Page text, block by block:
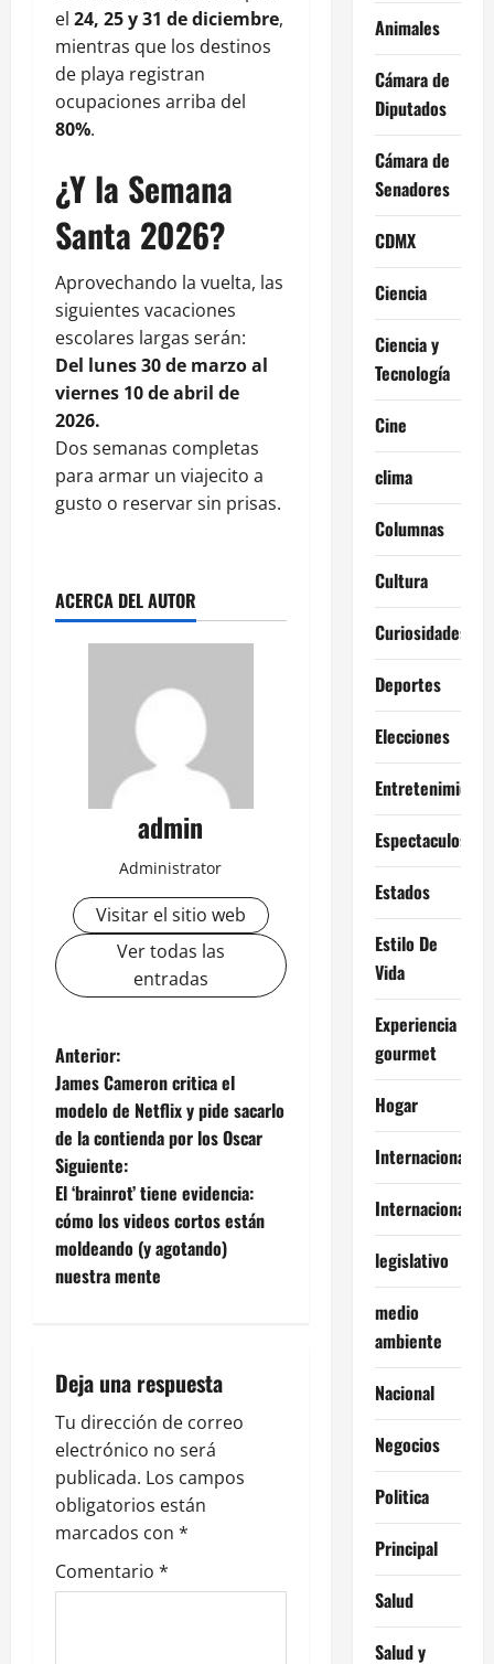
el 24, 25 y 31 de diciembre,
mientras que los destinos
de playa registran
ocupaciones arriba del
80%.
¿Y la Semana
Santa 2026?
Aprovechando la vuelta, las
siguientes vacaciones
escolares largas serán:
Del lunes 30 de marzo al
viernes 10 de abril de
2026.
Dos semanas completas
para armar un viajecito a
gusto o reservar sin prisas.
ACERCA DEL AUTOR
admin
Administrator
Visitar el sitio web
Ver todas las
entradas
N
a
v
e
g
a
i
ó
n
d
e
Anterior:
James Cameron critica el
modelo de Netflix y pide sacarlo
de la contienda por los Oscar
Siguiente:
El ‘brainrot’ tiene evidencia:
cómo los videos cortos están
moldeando (y agotando)
nuestra mente
Deja una respuesta
Tu dirección de correo
electrónico no será
publicada. Los campos
obligatorios están
marcados con *
Comentario *
Animales
Cámara de
Diputados
Cámara de
Senadores
CDMX
Ciencia
Ciencia y
Tecnología
Cine
clima
Columnas
Cultura
Curiosidades
Deportes
Elecciones
Entretenimiento
Espectaculos
Estados
Estilo De
Vida
Experiencia
gourmet
Hogar
Internacional
Internacionales
legislativo
medio
ambiente
Nacional
Negocios
Politica
Principal
Salud
Salud y